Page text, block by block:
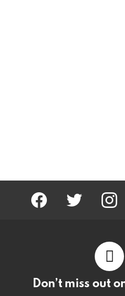
facebook twitter
Don’t miss out